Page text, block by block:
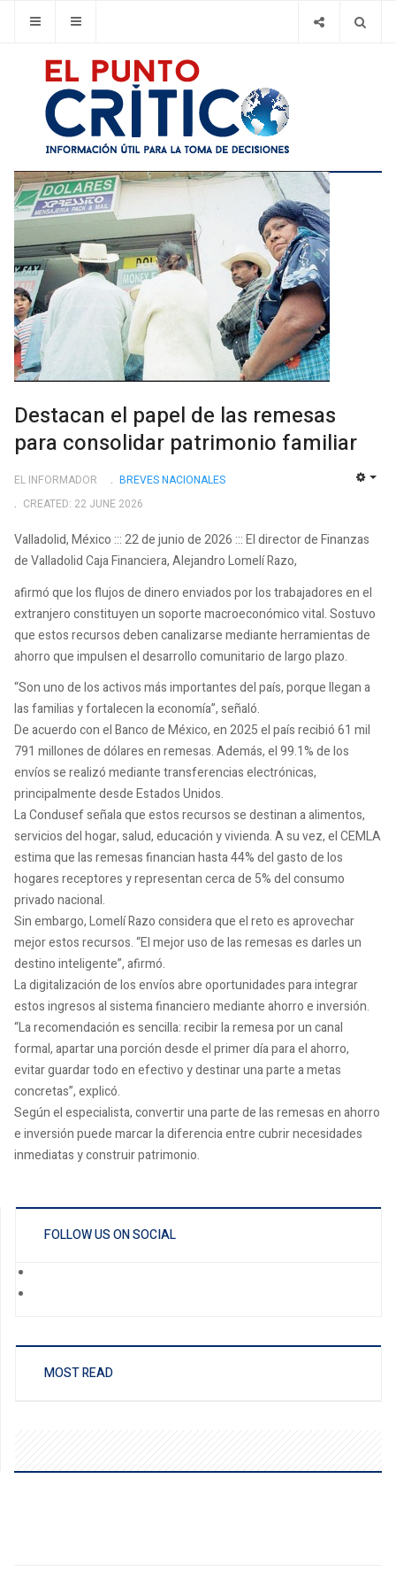
Destacan el papel de las remesas
para consolidar patrimonio familiar
EL INFORMADOR
BREVES NACIONALES
CREATED: 22 JUNE 2026
Valladolid, México ::: 22 de junio de 2026 ::: El director de Finanzas
de Valladolid Caja Financiera, Alejandro Lomelí Razo,
afirmó que los flujos de dinero enviados por los trabajadores en el
extranjero constituyen un soporte macroeconómico vital. Sostuvo
que estos recursos deben canalizarse mediante herramientas de
ahorro que impulsen el desarrollo comunitario de largo plazo.
“Son uno de los activos más importantes del país, porque llegan a
las familias y fortalecen la economía”, señaló.
De acuerdo con el Banco de México, en 2025 el país recibió 61 mil
791 millones de dólares en remesas. Además, el 99.1% de los
envíos se realizó mediante transferencias electrónicas,
principalmente desde Estados Unidos.
La Condusef señala que estos recursos se destinan a alimentos,
servicios del hogar, salud, educación y vivienda. A su vez, el CEMLA
estima que las remesas financian hasta 44% del gasto de los
hogares receptores y representan cerca de 5% del consumo
privado nacional.
Sin embargo, Lomelí Razo considera que el reto es aprovechar
mejor estos recursos. “El mejor uso de las remesas es darles un
destino inteligente”, afirmó.
La digitalización de los envíos abre oportunidades para integrar
estos ingresos al sistema financiero mediante ahorro e inversión.
“La recomendación es sencilla: recibir la remesa por un canal
formal, apartar una porción desde el primer día para el ahorro,
evitar guardar todo en efectivo y destinar una parte a metas
concretas”, explicó.
Según el especialista, convertir una parte de las remesas en ahorro
e inversión puede marcar la diferencia entre cubrir necesidades
inmediatas y construir patrimonio.
FOLLOW US ON SOCIAL
MOST READ